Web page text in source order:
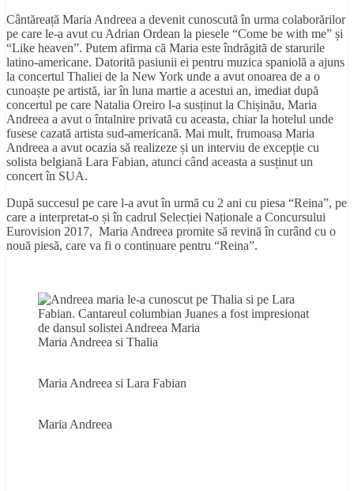
Cântăreață Maria Andreea a devenit cunoscută în urma colaborărilor
pe care le-a avut cu Adrian Ordean la piesele “Come be with me” și
“Like heaven”. Putem afirma că Maria este îndrăgită de starurile
latino-americane. Datorită pasiunii ei pentru muzica spaniolă a ajuns
la concertul Thaliei de la New York unde a avut onoarea de a o
cunoaște pe artistă, iar în luna martie a acestui an, imediat după
concertul pe care Natalia Oreiro l-a susținut la Chișinău, Maria
Andreea a avut o întalnire privată cu aceasta, chiar la hotelul unde
fusese cazată artista sud-americană. Mai mult, frumoasa Maria
Andreea a avut ocazia să realizeze și un interviu de excepție cu
solista belgiană Lara Fabian, atunci când aceasta a susținut un
concert în SUA.
După succesul pe care l-a avut în urmă cu 2 ani cu piesa “Reina”, pe
care a interpretat-o și în cadrul Selecției Naționale a Concursului
Eurovision 2017, Maria Andreea promite să revină în curând cu o
nouă piesă, care va fi o continuare pentru “Reina”.
Maria Andreea si Thalia
Maria Andreea si Lara Fabian
Maria Andreea